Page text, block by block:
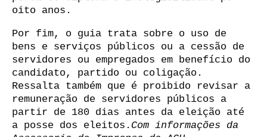
oito anos.
Por fim, o guia trata sobre o uso de
bens e serviços públicos ou a cessão de
servidores ou empregados em benefício do
candidato, partido ou coligação.
Ressalta também que é proibido revisar a
remuneração de servidores públicos a
partir de 180 dias antes da eleição até
a posse dos eleitos. Com informações da